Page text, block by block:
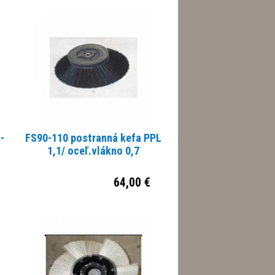
FS90-110 postranná kefa PPL
1,1/ oceľ.vlákno 0,7
64,00 €